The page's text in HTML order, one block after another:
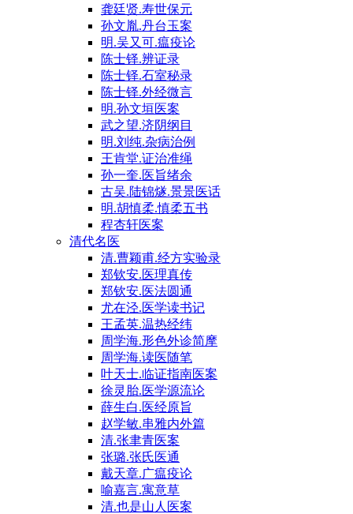
龚廷贤.寿世保元
孙文胤.丹台玉案
明.吴又可.瘟疫论
陈士铎.辨证录
陈士铎.石室秘录
陈士铎.外经微言
明.孙文垣医案
武之望.济阴纲目
明.刘纯.杂病治例
王肯堂.证治准绳
孙一奎.医旨绪余
古吴.陆锦燧.景景医话
明.胡慎柔.慎柔五书
程杏轩医案
清代名医
清.曹颖甫.经方实验录
郑钦安.医理真传
郑钦安.医法圆通
尤在泾.医学读书记
王孟英.温热经纬
周学海.形色外诊简摩
周学海.读医随笔
叶天士.临证指南医案
徐灵胎.医学源流论
薛生白.医经原旨
赵学敏.串雅内外篇
清.张聿青医案
张璐.张氏医通
戴天章.广瘟疫论
喻嘉言.寓意草
清.也是山人医案